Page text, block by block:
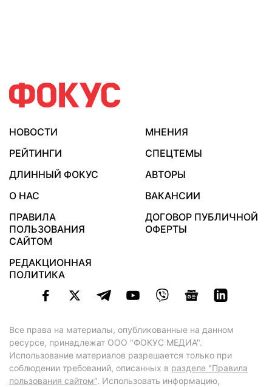
НОВОСТИ
МНЕНИЯ
РЕЙТИНГИ
СПЕЦТЕМЫ
ДЛИННЫЙ ФОКУС
АВТОРЫ
О НАС
ВАКАНСИИ
ПРАВИЛА
ПОЛЬЗОВАНИЯ
САЙТОМ
ДОГОВОР ПУБЛИЧНОЙ
ОФЕРТЫ
РЕДАКЦИОННАЯ
ПОЛИТИКА
Все права на материалы, опубликованные на данном
ресурсе, принадлежат ООО "ФОКУС МЕДИА".
Использование материалов разрешается только при
соблюдении требований, описанных в разделе "Правила
пользования сайтом". Использовать информацию,